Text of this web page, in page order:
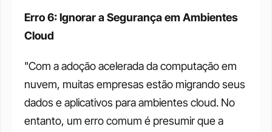
Erro 6: Ignorar a Segurança em Ambientes
Cloud
"Com a adoção acelerada da computação em
nuvem, muitas empresas estão migrando seus
dados e aplicativos para ambientes cloud. No
entanto, um erro comum é presumir que a